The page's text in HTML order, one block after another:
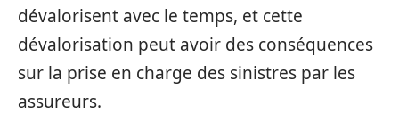
dévalorisent avec le temps, et cette
dévalorisation peut avoir des conséquences
sur la prise en charge des sinistres par les
assureurs.